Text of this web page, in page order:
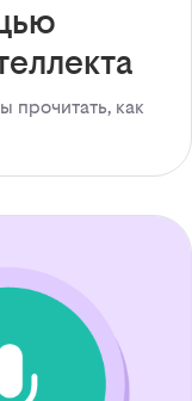
прочитать, как